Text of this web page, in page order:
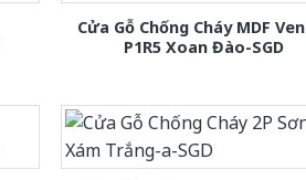
Cửa Gỗ Chống Cháy MDF
P1R5 Xoan Đào-SGD